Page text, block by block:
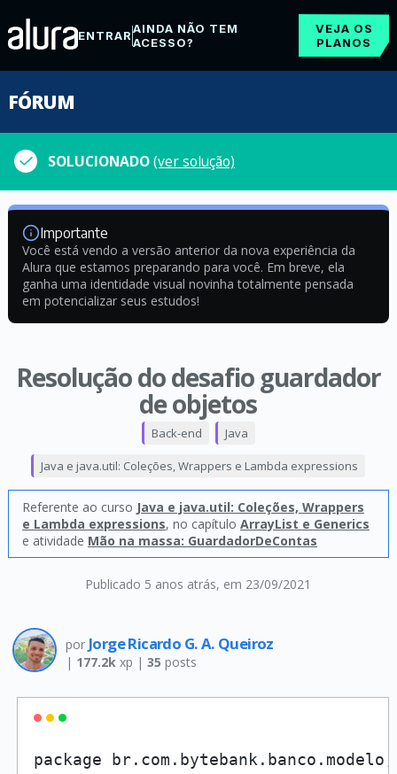
ENTRARAINDA NÃO TEM
ACESSO?
VEJA OS
PLANOS
FÓRUM
SOLUCIONADO(ver solução)
Importante
Você está vendo a versão anterior da nova experiência da
Alura que estamos preparando para você. Em breve, ela
ganha uma identidade visual novinha totalmente pensada
em potencializar seus estudos!
Resolução do desafio guardador
de objetos
Publicado 5 anos atrás, em 23/09/2021
Back-end Java
Java e java.util: Coleções, Wrappers e Lambda expressions
Referente ao curso Java e java.util: Coleções, Wrappers
e Lambda expressions, no capítulo ArrayList e Generics
e atividade Mão na massa: GuardadorDeContas
por Jorge Ricardo G. A. Queiroz
| 177.2kxp | 35 posts
package br.com.bytebank.banco.modelo;